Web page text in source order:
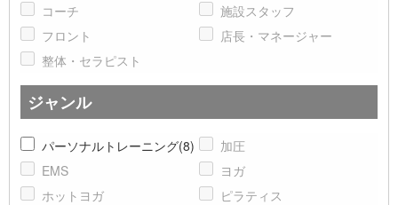
コーチ
施設スタッフ
フロント
店長・マネージャー
整体・セラピスト
ジャンル
パーソナルトレーニング(8)
加圧
EMS
ヨガ
ホットヨガ
ピラティス